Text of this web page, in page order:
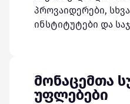
პროვაიდერები,
ინსტიტუტები და
მონაცემთა
უფლებები